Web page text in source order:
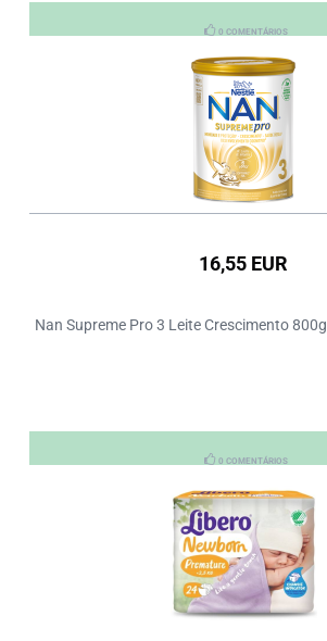
0 COMENTÁRIOS
16,55 EUR
Nan Supreme Pro 3 Leite Crescimento 800g
0 COMENTÁRIOS